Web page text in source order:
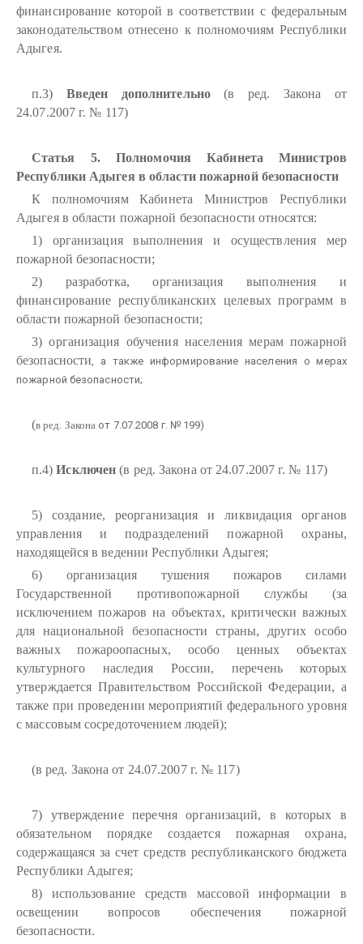
финансирование которой в соответствии с федеральным
законодательством отнесено к полномочиям Республики
Адыгея.
п.3) Введен дополнительно(в ред. Закона от
24.07.2007 г. № 117)
Статья 5. Полномочия Кабинета Министров
Республики Адыгея в области пожарной безопасности
К полномочиям Кабинета Министров Республики
Адыгея в области пожарной безопасности относятся:
1) организация выполнения и осуществления мер
пожарной безопасности;
2) разработка, организация выполнения и
финансирование республиканских целевых программ в
области пожарной безопасности;
3) организация обучения населения мерам пожарной
безопасности , а также информирование населения о мерах
пожарной безопасности;
(в ред. Закона от 7.07.2008 г. № 199)
п.4)Исключен(в ред. Закона от 24.07.2007 г. № 117)
5) создание, реорганизация и ликвидация органов
управления и подразделений пожарной охраны,
находящейся в ведении Республики Адыгея;
6) организация тушения пожаров силами
Государственной противопожарной службы (за
исключением пожаров на объектах, критически важных
для национальной безопасности страны, других особо
важных пожароопасных, особо ценных объектах
культурного наследия России, перечень которых
утверждается Правительством Российской Федерации, а
также при проведении мероприятий федерального уровня
с массовым сосредоточением людей);
(в ред. Закона от 24.07.2007 г. № 117)
7) утверждение перечня организаций, в которых в
обязательном порядке создается пожарная охрана,
содержащаяся за счет средств республиканского бюджета
Республики Адыгея;
8) использование средств массовой информации в
освещении вопросов обеспечения пожарной
безопасности.